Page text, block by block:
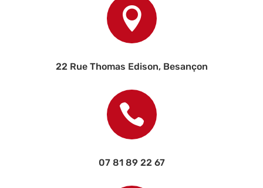

22 Rue Thomas Edison, Besançon

07 81 89 22 67